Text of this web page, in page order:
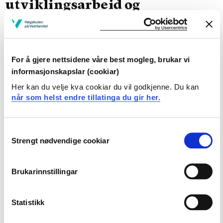
For å gjere nettsidene våre best mogleg, brukar vi
informasjonskapslar (cookiar)
Her kan du velje kva cookiar du vil godkjenne. Du kan
når som helst endre tillatinga du gir her.
Selection
Strengt nødvendige cookiar
Brukarinnstillingar
Statistikk
utviklingsarbeid og
kompetanseutvikling
barnehagetilsette og relevante aktørar for å sikre
utvikling av gode og berekraftige løysingar. Tilsette i
barnehagar i tiltaksgruppa gjennomfører ei 18-
månadars kompetanseutvikling, med moglegheit for å
Tiltaket gjennomførast i barnehagar på Vestlandet frå
2024 til 2026.
Forskingsaktivitetar og
Forskingsaktivitetar vil vere utvikling av pedagogisk og